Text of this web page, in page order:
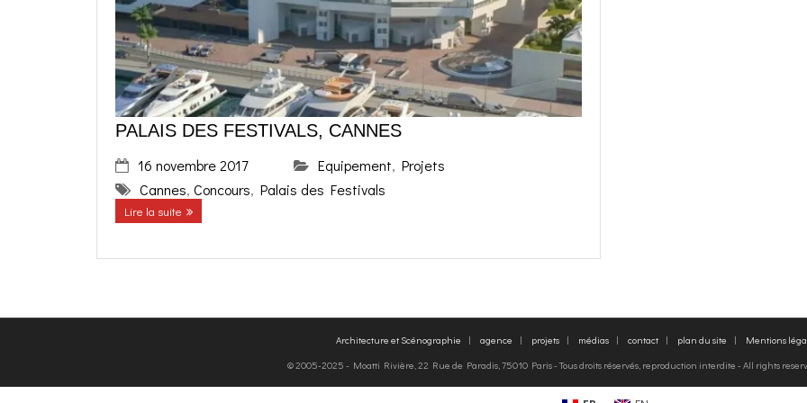
PALAIS DES FESTIVALS, CANNES
16 novembre 2017 Equipement, Projets
Cannes, Concours, Palais des Festivals
Lire la suite
Architecture et Scénographie agence projets médias contact plan du site Mentions
© 2005-2025 - Moatti Rivière, 22 Rue de Paradis, 75010 Paris - Tous droits réservés, reproduction interdite - All rights